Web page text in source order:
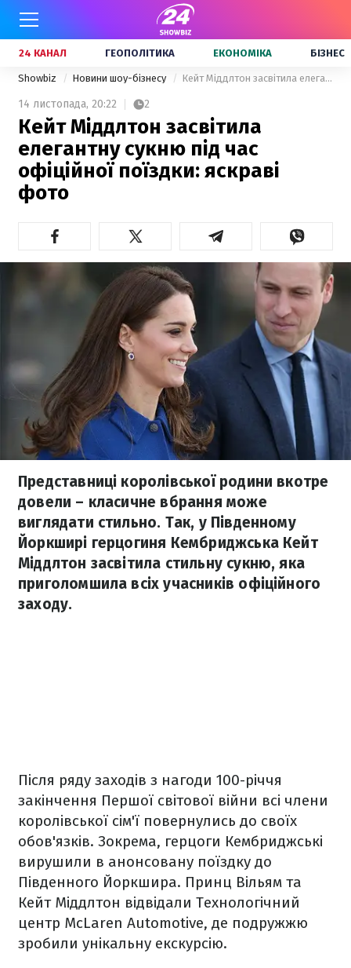
24 КАНАЛ ГЕОПОЛІТИКА ЕКОНОМІКА БІЗНЕС
Showbiz Новини шоу-бізнесу Кейт Міддлтон засвітила елегантну сукню під час офіційної поїздки: яскраві фото
14 листопада, 20:22 2
Кейт Міддлтон засвітила
елегантну сукню під час
офіційної поїздки: яскраві
фото
Представниці королівської родини вкотре
довели – класичне вбрання може
виглядати стильно. Так, у Південному
Йоркширі герцогиня Кембриджська Кейт
Міддлтон засвітила стильну сукню, яка
приголомшила всіх учасників офіційного
заходу.
Після ряду заходів з нагоди 100-річчя
закінчення Першої світової війни всі члени
королівської сім'ї повернулись до своїх
обов'язків. Зокрема, герцоги Кембриджські
вирушили в анонсовану поїздку до
Південного Йоркшира. Принц Вільям та
Кейт Міддлтон відвідали Технологічний
центр McLaren Automotive, де подружжю
зробили унікальну екскурсію.